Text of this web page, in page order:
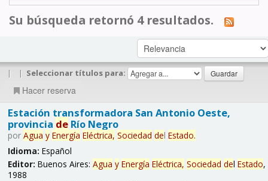
Su búsqueda retornó 4 resultados.
| | Seleccionar títulos para:
Hacer reserva
Estación transformadora San Antonio Oeste,
provincia deRío Negro
por Agua y Energía Eléctrica, Sociedad del Estado.
Idioma: Español
Editor: Buenos Aires: Agua y Energía Eléctrica, Sociedad del Estado,
1988